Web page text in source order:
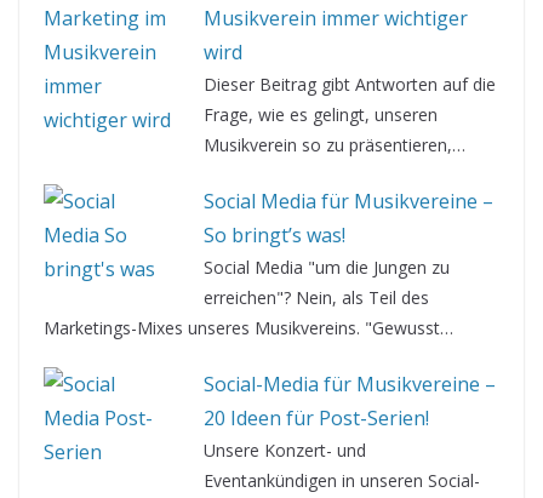
Musikverein immer wichtiger
wird
Dieser Beitrag gibt Antworten auf die
Frage, wie es gelingt, unseren
Musikverein so zu präsentieren,…
Social Media für Musikvereine –
So bringt’s was!
Social Media "um die Jungen zu
erreichen"? Nein, als Teil des
Marketings-Mixes unseres Musikvereins. "Gewusst…
Social-Media für Musikvereine –
20 Ideen für Post-Serien!
Unsere Konzert- und
Eventankündigen in unseren Social-